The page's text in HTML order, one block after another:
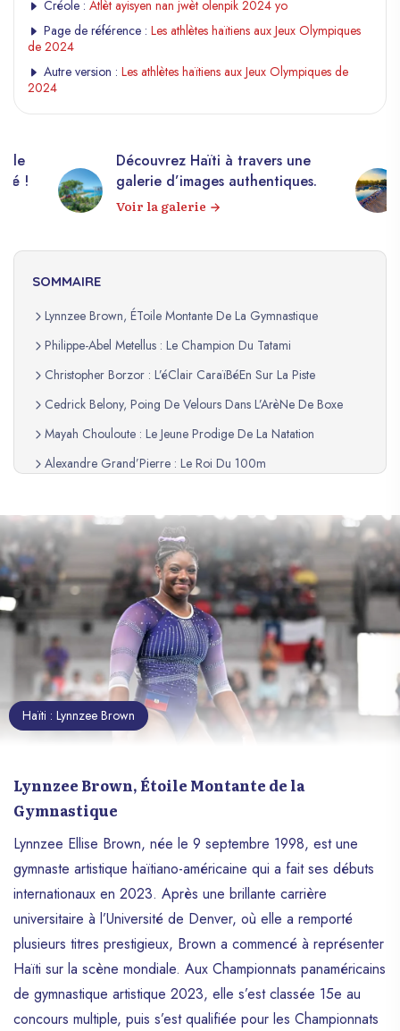
Créole : Atlèt ayisyen nan jwèt olenpik 2024 yo
Page de référence : Les athlètes haïtiens aux Jeux Olympiques
de 2024
Autre version : Les athlètes haïtiens aux Jeux Olympiques de
2024
!
Découvrez Haïti à travers une
galerie d’images authentiques.
Voir la galerie
SOMMAIRE
Lynnzee Brown, ÉToile Montante De La Gymnastique
Philippe-Abel Metellus : Le Champion Du Tatami
Christopher Borzor : L’éClair CaraïBéEn Sur La Piste
Cedrick Belony, Poing De Velours Dans L’ArèNe De Boxe
Mayah Chouloute : Le Jeune Prodige De La Natation
Alexandre Grand’Pierre : Le Roi Du 100m
Haïti : Lynnzee Brown
Lynnzee Brown, Étoile Montante de la
Gymnastique
Lynnzee Ellise Brown, née le 9 septembre 1998, est une
gymnaste artistique haïtiano-américaine qui a fait ses débuts
internationaux en 2023. Après une brillante carrière
universitaire à l’Université de Denver, où elle a remporté
plusieurs titres prestigieux, Brown a commencé à représenter
Haïti sur la scène mondiale. Aux Championnats panaméricains
de gymnastique artistique 2023, elle s’est classée 15e au
concours multiple, puis s’est qualifiée pour les Championnats